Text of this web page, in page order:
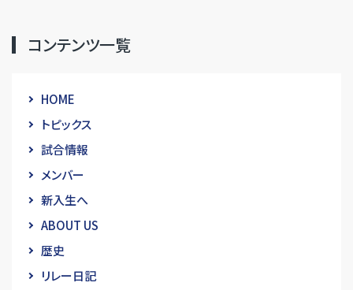
コンテンツ一覧
HOME
トピックス
試合情報
メンバー
新入生へ
ABOUT US
歴史
リレー日記